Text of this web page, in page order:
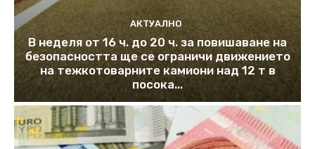
АКТУАЛНО
В неделя от 16 ч. до 20 ч. за повишаване на
безопасността ще се ограничи движението
на тежкотоварните камиони над 12 т в
посока...